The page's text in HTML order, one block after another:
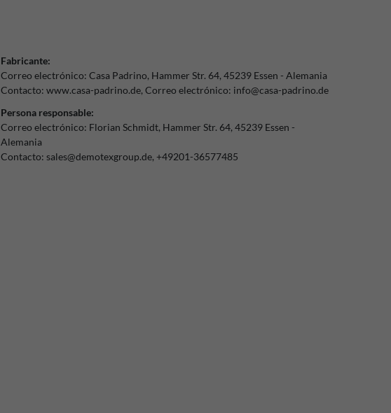
Fabricante:
Correo electrónico: Casa Padrino Hammer Str. 64 45239 Essen
Alemania
Contacto: www.casa-padrino.de Correo electrónico: info@casa-padrino.de
Persona responsable:
Correo electrónico: Florian Schmidt Hammer Str. 64 45239 Essen
Alemania
Contacto: sales@demotexgroup.de +49201-36577485